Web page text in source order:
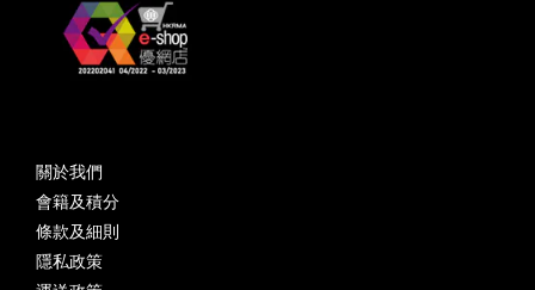
關於我們
會籍及積分
條款及細則
隱私政策